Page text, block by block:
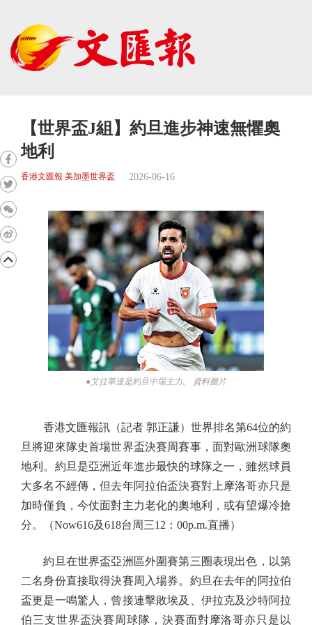
【世界盃J組】約旦進步神速無懼奧
地利
香港文匯報 美加墨世界盃 2026-06-16
●艾拉華達是約旦中場主力。 資料圖片
香港文匯報訊（記者 郭正謙）世界排名第64位的約
旦將迎來隊史首場世界盃決賽周賽事，面對歐洲球隊奧
地利。約旦是亞洲近年進步最快的球隊之一，雖然球員
大多名不經傳，但去年阿拉伯盃決賽對上摩洛哥亦只是
加時僅負，今仗面對主力老化的奧地利，或有望爆冷搶
分。（Now616及618台周三12：00p.m.直播）
約旦在世界盃亞洲區外圍賽第三圈表現出色，以第
二名身份直接取得決賽周入場券。約旦在去年的阿拉伯
盃更是一鳴驚人，曾接連擊敗埃及、伊拉克及沙特阿拉
伯三支世界盃決賽周球隊，決賽面對摩洛哥亦只是以